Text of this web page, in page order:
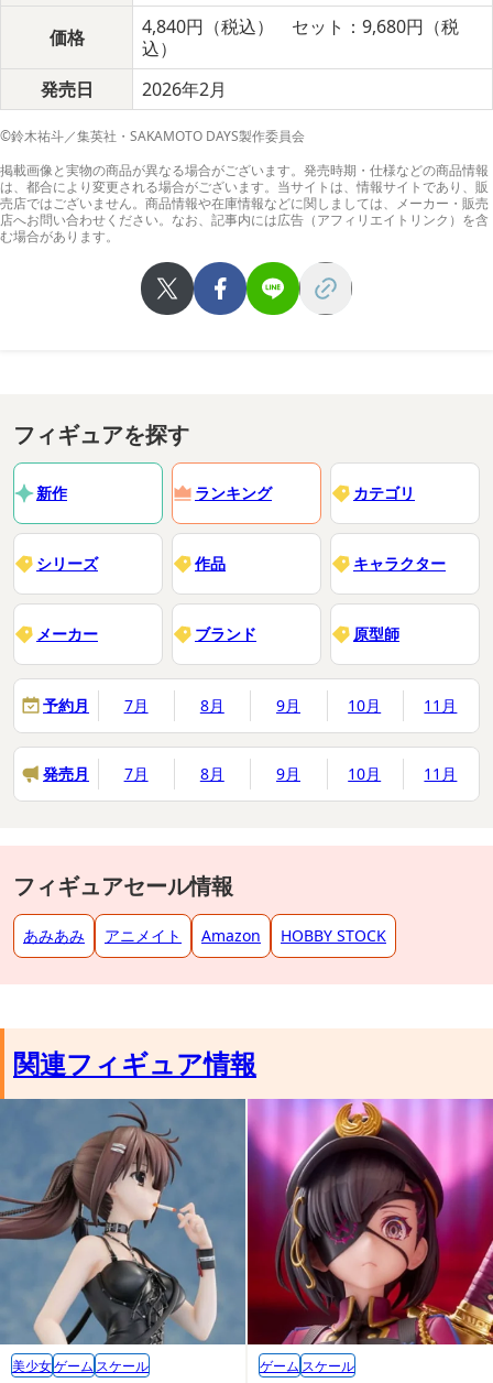
プレミアムバンダイ限定特典：オリ
ジナルミニ座布団
価格
4,840円（税込） セット：9,680円（税
込）
発売日
2026年2月
©鈴木祐斗／集英社・SAKAMOTO DAYS製作委員会
掲載画像と実物の商品が異なる場合がございます。発売時期・仕様などの商品情報
は、都合により変更される場合がございます。当サイトは、情報サイトであり、販
売店ではございません。商品情報や在庫情報などに関しましては、メーカー・販売
店へお問い合わせください。なお、記事内には広告（アフィリエイトリンク）を含
む場合があります。
フィギュアを探す
新作 ランキング カテゴリ
シリーズ 作品 キャラクター
メーカー ブランド 原型師
予約月 7月 8月 9月 10月 11月
発売月 7月 8月 9月 10月 11月
フィギュアセール情報
あみあみ アニメイト Amazon HOBBY STOCK
関連フィギュア情報
美少女ゲーム スケール ゲーム スケール